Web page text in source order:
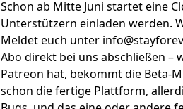
Schon ab Mitte Juni startet eine
Unterstützern einladen werden.
Meldet euch unter
Abo direkt bei uns abschließen –
Patreon hat, bekommt die Beta-
schon die fertige Plattform,